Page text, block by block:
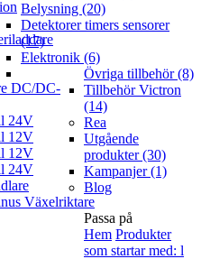
DC/DC-
24V
12V
12V
24V
Växelriktare
Belysning (20)
Detektorer timers sensorer
(17)
Elektronik (6)
Övriga tillbehör (8)
Tillbehör Victron
(14)
Rea
Utgående
produkter (30)
Kampanjer (1)
Blog
Passa på
Hem Produkter
som startar med: l